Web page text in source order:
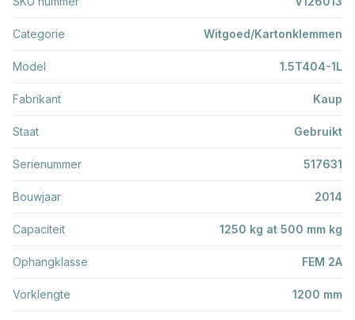
Categorie Witgoed/Kartonklemmen
Model 1.5T404-1L
Fabrikant Kaup
Staat Gebruikt
Serienummer 517631
Bouwjaar 2014
Capaciteit 1250 kg at 500 mm kg
Ophangklasse FEM 2A
Vorklengte 1200 mm